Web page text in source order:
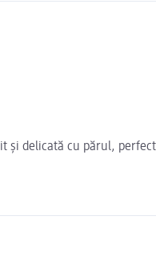
și delicată cu părul,